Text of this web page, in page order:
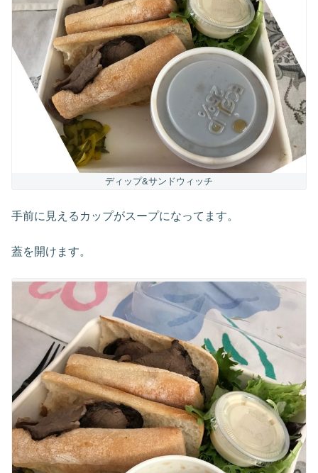
ディップ&サンドウィッチ
手前に見えるカップがスープになってます。
蓋を開けます。